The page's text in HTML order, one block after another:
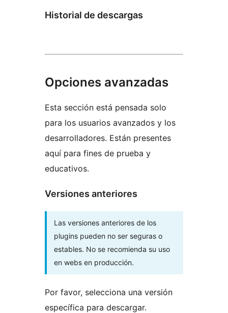
Historial de descargas
Opciones avanzadas
Esta sección está pensada solo
para los usuarios avanzados y los
desarrolladores. Están presentes
aquí para fines de prueba y
educativos.
Versiones anteriores
Las versiones anteriores de los
plugins pueden no ser seguras o
estables. No se recomienda su uso
en webs en producción.
Por favor, selecciona una versión
específica para descargar.